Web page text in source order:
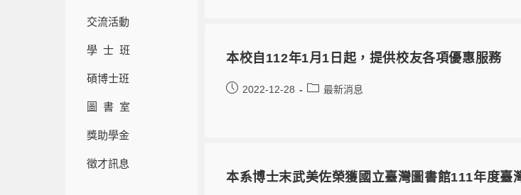
交流活動
學 士 班
碩博士班
圖 書 室
獎助學金
徵才訊息
本校自112年1月1日起，提供校友各項優惠服務
2022-12-28 最新消息
本系博士末武美佐榮獲國立臺灣圖書館111年度臺